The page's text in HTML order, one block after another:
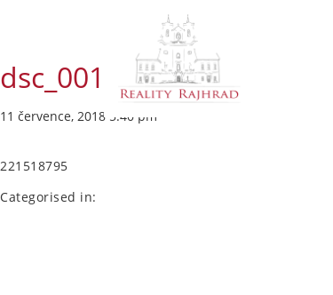
dsc_0013
11 července, 2018 5:40 pm
221518795
Categorised in: